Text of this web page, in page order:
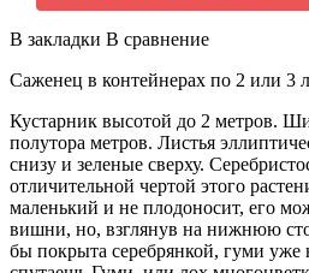
В закладки В сравнение
Саженец в контейнерах по 2 или 3
Кустарник высотой до 2 метров.
полутора метров. Листья
снизу и зеленые сверху.
отличительной чертой этого
маленький и не плодоносит, его
вишни, но, взглянув на нижнюю
бы покрыта серебрянкой, гуми уже